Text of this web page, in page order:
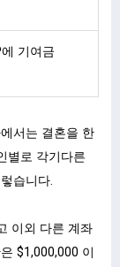
기여금
서는 결혼을 한
별로 각기다른
습니다.
이외 다른 계좌
$1,000,000 이